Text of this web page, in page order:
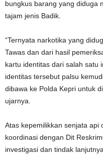
bungkus barang yang diduga
tajam jenis Badik.
“Ternyata narkotika yang
Tawas dan dari hasil
kartu identitas dari salah satu
identitas tersebut palsu
dibawa ke Polda Kepri untuk
ujarnya.
Atas kepemilikkan senjata api
koordinasi dengan Dit
investigasi dan tindak